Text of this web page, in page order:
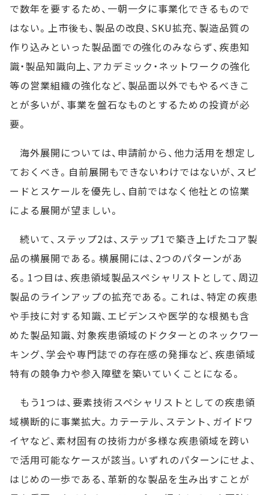
で数年を要するため、一朝一夕に事業化できるもので
はない。上市後も、製品の改良、SKU拡充、製造品質の
作り込みといった製品面での強化のみならず、疾患知
識・製品知識向上、アカデミック・ネットワークの強化
等の営業組織の強化など、製品面以外でもやるべきこ
とが多いが、事業を盤石なものとするための投資が必
要。
海外展開については、申請前から、他力活用を想定し
ておくべき。自前展開もできないわけではないが、スピ
ードとスケールを優先し、自前ではなく他社との協業
による展開が望ましい。
続いて、ステップ2は、ステップ1で築き上げたコア製
品の横展開である。横展開には、2つのパターンがあ
る。1つ目は、疾患領域製品スペシャリストとして、周辺
製品のラインアップの拡充である。これは、特定の疾患
や手技に対する知識、エビデンスや医学的な根拠も含
めた製品知識、対象疾患領域のドクターとのネックワー
キング、学会や専門誌での存在感の発揮など、疾患領域
特有の競争力や参入障壁を築いていくことになる。
もう1つは、要素技術スペシャリストとしての疾患領
域横断的に事業拡大。カテーテル、ステント、ガイドワ
イヤなど、素材固有の技術力が多様な疾患領域を跨い
で活用可能なケースが該当。いずれのパターンにせよ、
はじめの一歩である、革新的な製品を生み出すことが